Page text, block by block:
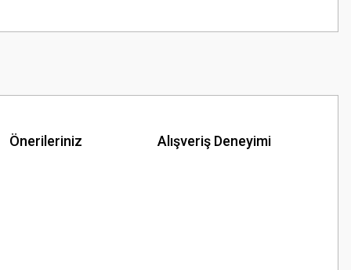
Önerileriniz Alışveriş Deneyimi